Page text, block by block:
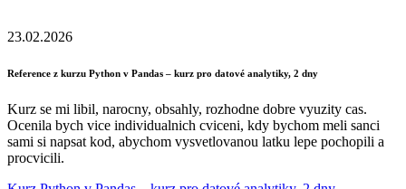
23.02.2026
Reference z kurzu Python v Pandas – kurz pro datové analytiky, 2 dny
Kurz se mi libil, narocny, obsahly, rozhodne dobre vyuzity cas.
Ocenila bych vice individualnich cviceni, kdy bychom meli sanci
sami si napsat kod, abychom vysvetlovanou latku lepe pochopili a
procvicili.